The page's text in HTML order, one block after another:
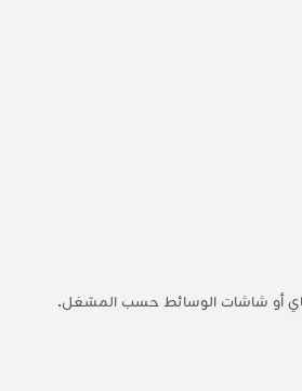
فاي أو شاشات الوسائط حسب المشغل.